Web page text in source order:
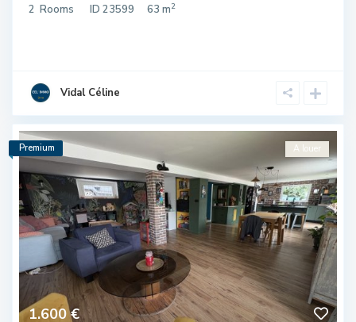
2 Rooms ID 23599 63 m2
Vidal Céline
1.600 €
A louer
Premium